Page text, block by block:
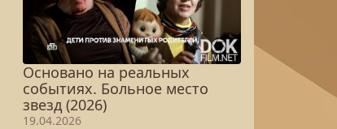
Основано на реальных
событиях. Больное место
звезд (2026)
19.04.2026